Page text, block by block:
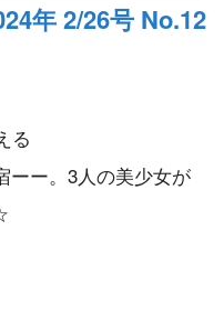
年 2/26号 No.12
る
ーー。3人の美少女が